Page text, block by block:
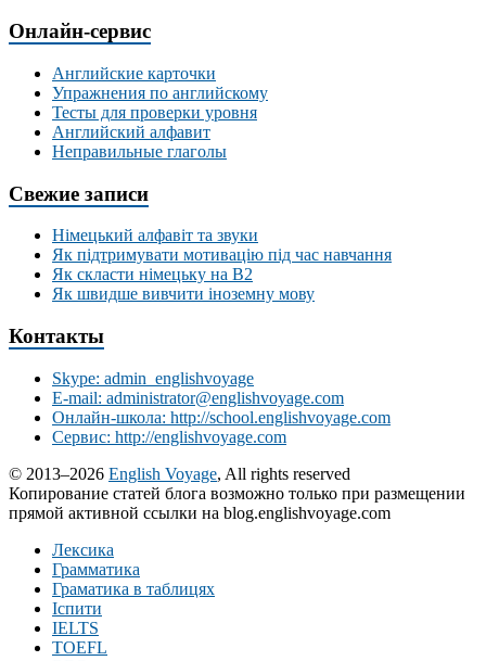
Онлайн-сервис
Английские карточки
Упражнения по английскому
Тесты для проверки уровня
Английский алфавит
Неправильные глаголы
Свежие записи
Німецький алфавіт та звуки
Як підтримувати мотивацію під час навчання
Як скласти німецьку на В2
Як швидше вивчити іноземну мову
Контакты
Skype: admin_englishvoyage
E-mail: administrator@englishvoyage.com
Онлайн-школа: http://school.englishvoyage.com
Сервис: http://englishvoyage.com
© 2013–2026 English Voyage, All rights reserved
Копирование статей блога возможно только при размещении
прямой активной ссылки на blog.englishvoyage.com
Лексика
Грамматика
Граматика в таблицях
Іспити
IELTS
TOEFL